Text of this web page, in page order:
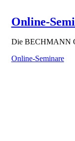
Online-
Die BECHMANN
Online-Seminare